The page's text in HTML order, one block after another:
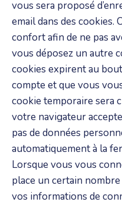
vous sera proposé
email dans des cookies.
confort afin de ne pas
vous déposez un autre
cookies expirent au
compte et que vous
cookie temporaire sera
votre navigateur
pas de données
automatiquement à la
Lorsque vous vous
place un certain
vos informations de